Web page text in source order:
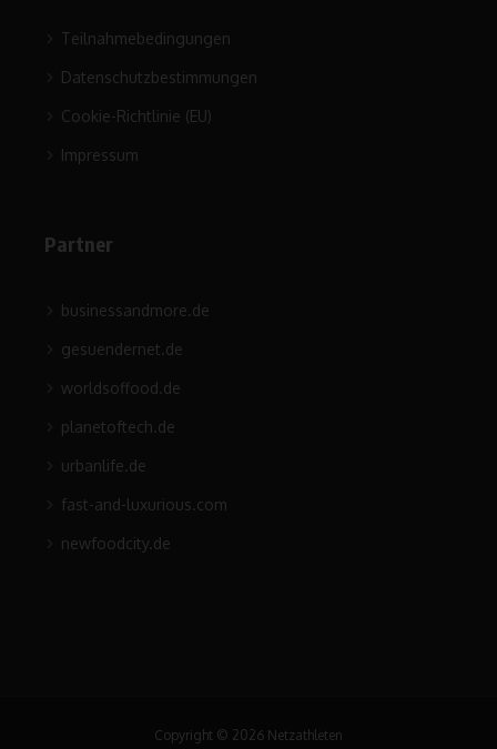
Teilnahmebedingungen
Datenschutzbestimmungen
Cookie-Richtlinie (EU)
Impressum
Partner
businessandmore.de
gesuendernet.de
worldsoffood.de
planetoftech.de
urbanlife.de
fast-and-luxurious.com
newfoodcity.de
Copyright © 2026 Netzathleten